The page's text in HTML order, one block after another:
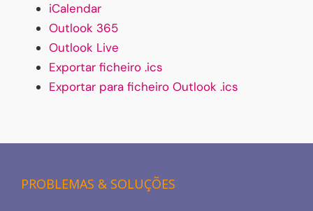
iCalendar
Outlook 365
Outlook Live
Exportar ficheiro .ics
Exportar para ficheiro Outlook .ics
PROBLEMAS & SOLUÇÕES